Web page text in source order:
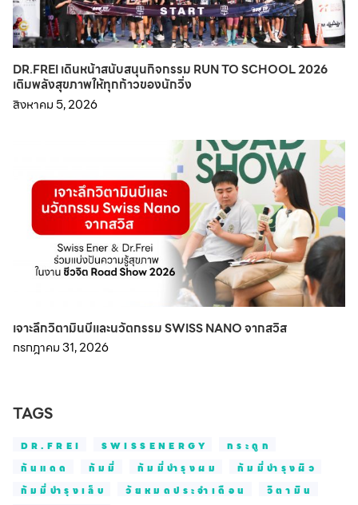
DR.FREI เดินหน้าสนับสนุนกิจกรรม RUN TO SCHOOL 2026
เติมพลังสุขภาพให้ทุกก้าวของนักวิ่ง
สิงหาคม 5, 2026
เจาะลึกวิตามินบีและนวัตกรรม SWISS NANO จากสวิส
กรกฎาคม 31, 2026
TAGS
DR.FREI SWISSENERGY
กระดูก
กันแดด
กัมมี่ กัมมี่บำรุงผม
กัมมี่บำรุงผิว
กัมมี่บำรุงเล็บ
วัยหมดประจำเดือน
วิตามิน